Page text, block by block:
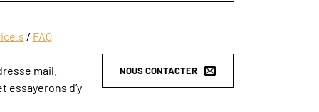
/ FAQ
mail.
essayerons d’y
NOUS CONTACTER